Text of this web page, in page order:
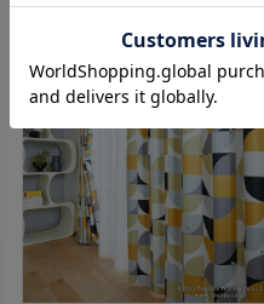
9
キーワード
並び順
価格が安い順